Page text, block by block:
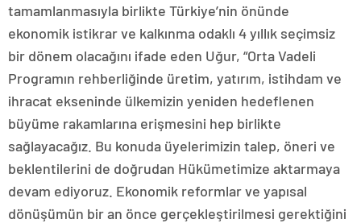
tamamlanmasıyla birlikte Türkiye’nin önünde
ekonomik istikrar ve kalkınma odaklı 4 yıllık seçimsiz
bir dönem olacağını ifade eden Uğur, “Orta Vadeli
Programın rehberliğinde üretim, yatırım, istihdam ve
ihracat ekseninde ülkemizin yeniden hedeflenen
büyüme rakamlarına erişmesini hep birlikte
sağlayacağız. Bu konuda üyelerimizin talep, öneri ve
beklentilerini de doğrudan Hükümetimize aktarmaya
devam ediyoruz. Ekonomik reformlar ve yapısal
dönüşümün bir an önce gerçekleştirilmesi gerektiğini